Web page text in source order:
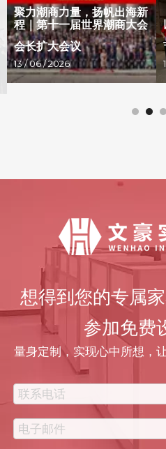
聚力潮商力量，扬帆出海新
程｜第十一届世界潮商大会
会长扩大会议
13 / 06 / 2026
想得到您的专属
参加免费
量身定制，实现心中所想，